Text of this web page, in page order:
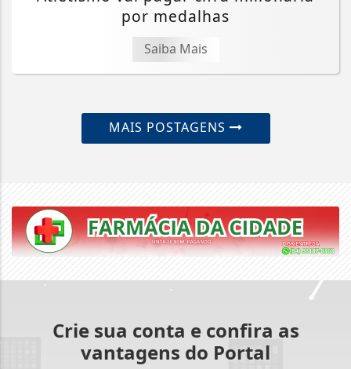
por medalhas
Saiba Mais
MAIS POSTAGENS
Crie sua conta e confira as
vantagens do Portal